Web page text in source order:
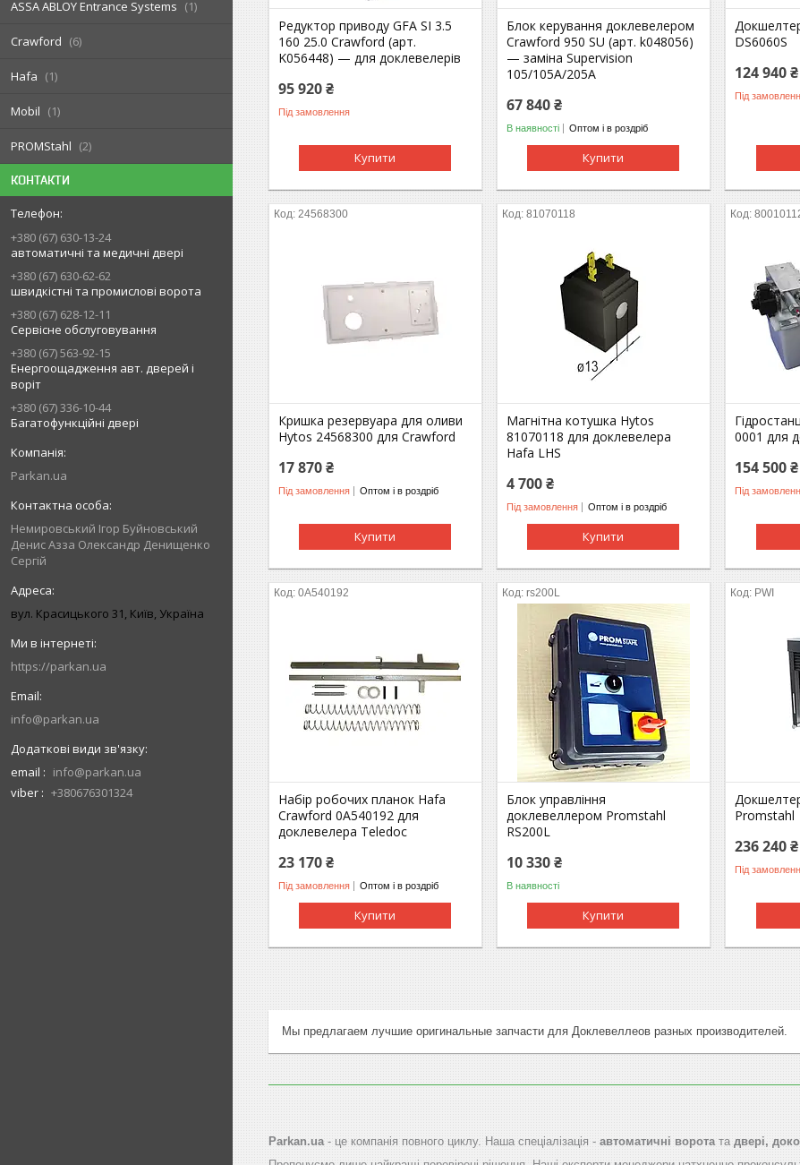
ASSA ABLOY Entrance Systems
1
Crawford 6
Hafa 1
Mobil 1
PROMStahl 2
КОНТАКТИ
+380 (67) 630-13-24
автоматичні та медичні двері
+380 (67) 630-62-62
швидкістні та промислові ворота
+380 (67) 628-12-11
Сервісне обслуговування
+380 (67) 563-92-15
Енергоощадження авт. дверей і
воріт
+380 (67) 336-10-44
Багатофункційні двері
Parkan.ua
Немировський Ігор Буйновський
Денис Азза Олександр Денищенко
Сергій
вул. Красицького 31, Київ, Україна
https://parkan.ua
info@parkan.ua
email
info@parkan.ua
viber
+380676301324
Редуктор приводу GFA SI 3.5
160 25.0 Crawford (арт.
K056448) — для доклевелерів
95 920 ₴
Під замовлення
Купити
Блок керування доклевелером
Crawford 950 SU (арт. k048056)
— заміна Supervision
105/105A/205A
67 840 ₴
В наявності Оптом і в роздріб
Купити
DS6060S
124 940 ₴
Під
24568300
Кришка резервуара для оливи
Hytos 24568300 для Crawford
17 870 ₴
Під замовлення Оптом і в роздріб
Купити
81070118
Магнітна котушка Hytos
81070118 для доклевелера
Hafa LHS
4 700 ₴
Під замовлення Оптом і в роздріб
Купити
0001 для
154 500 ₴
Під
0A540192
Набір робочих планок Hafa
Crawford 0A540192 для
доклевелера Teledoc
23 170 ₴
Під замовлення Оптом і в роздріб
Купити
rs200L
Блок управління
доклевеллером Promstahl
RS200L
10 330 ₴
В наявності
Купити
PWI
Promstahl
236 240 ₴
Під
Мы предлагаем лучшие оригинальные запчасти для Доклевеллеов разных производителей.
Parkan.ua- це компанія повного циклу. Наша спеціалізація - автоматичні ворота та двері,